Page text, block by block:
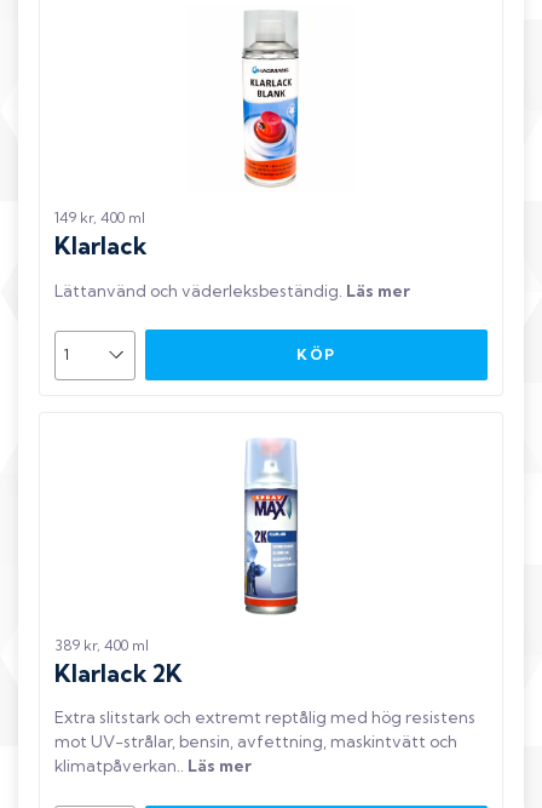
149 kr, 400 ml
Klarlack
Lättanvänd och väderleksbeständig Läs mer
KÖP
389 kr, 400 ml
Klarlack 2K
Extra slitstark och extremt reptålig med hög resistens
mot UV-strålar, bensin, avfettning, maskintvätt och
klimatpåverkan.. Läs mer